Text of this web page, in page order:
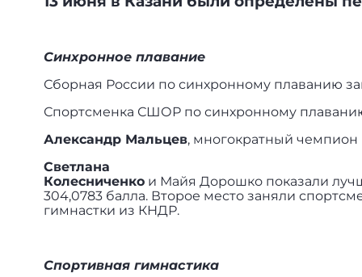
Синхронное плавание
Сборная России по синхронному плаванию
Спортсменка СШОР по синхронному
Александр Мальцев, многократный
Светлана
Колесниченкои Майя Дорошко показали
304,0783 балла. Второе место заняли
гимнастки из КНДР.
Спортивная гимнастика